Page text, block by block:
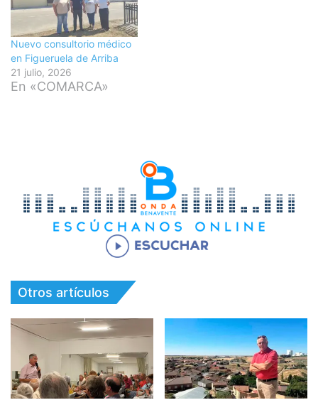
Nuevo consultorio médico
en Figueruela de Arriba
21 julio, 2026
En «COMARCA»
Otros artículos